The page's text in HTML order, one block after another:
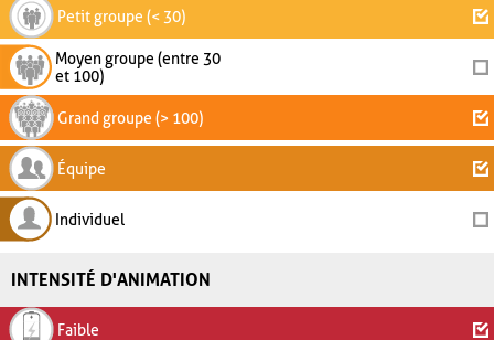
Petit groupe (< 30)
Moyen groupe (entre 30
et 100)
Grand groupe (> 100)
Équipe
Individuel
INTENSITÉ D'ANIMATION
Faible